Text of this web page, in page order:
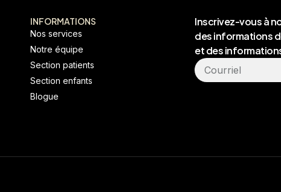
INFORMATIONS
Nos services
Notre équipe
Section patients
Section enfants
Blogue
Inscrivez-vous à
des informations
et des